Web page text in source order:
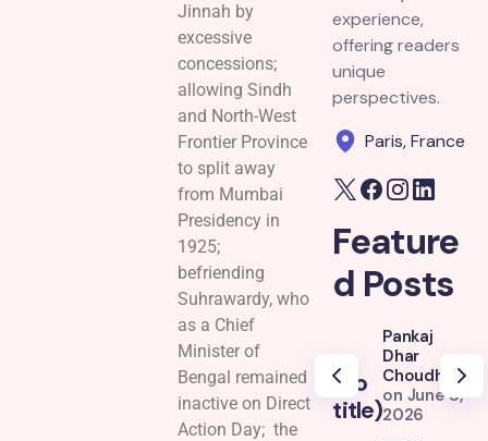
Jinnah by
excessive
concessions;
allowing Sindh
and North-West
Frontier Province
to split away
from Mumbai
Presidency in
1925;
befriending
Suhrawardy, who
as a Chief
Minister of
Bengal remained
inactive on Direct
Action Day; the
experience,
offering readers
unique
perspectives.
Paris, France
Feature
d Posts
(no
title)
Pankaj
Dhar
Choudhury
on June 8,
2026